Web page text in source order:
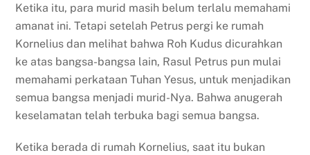
Ketika itu, para murid masih belum terlalu memahami
amanat ini. Tetapi setelah Petrus pergi ke rumah
Kornelius dan melihat bahwa Roh Kudus dicurahkan
ke atas bangsa-bangsa lain, Rasul Petrus pun mulai
memahami perkataan Tuhan Yesus, untuk menjadikan
semua bangsa menjadi murid-Nya. Bahwa anugerah
keselamatan telah terbuka bagi semua bangsa.
Ketika berada di rumah Kornelius, saat itu bukan